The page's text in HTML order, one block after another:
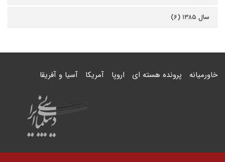
سال ۱۳۸۵ (۶)
خاورمیانه پرونده هسته ای اروپا آمریکا آسیا و آفریقا